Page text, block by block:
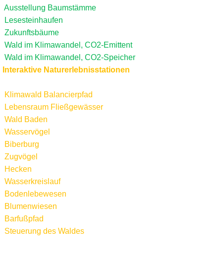
Ausstellung Baumstämme
Lesesteinhaufen
Zukunftsbäume
Wald im Klimawandel, CO2-Emittent
Wald im Klimawandel, CO2-Speicher
Interaktive Naturerlebnisstationen
Klimawald Balancierpfad
Lebensraum Fließgewässer
Wald Baden
Wasservögel
Biberburg
Zugvögel
Hecken
Wasserkreislauf
Bodenlebewesen
Blumenwiesen
Barfußpfad
Steuerung des Waldes